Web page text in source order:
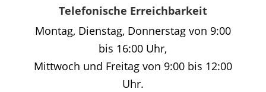
Telefonische Erreichbarkeit
Montag, Dienstag, Donnerstag von 9:00
bis 16:00 Uhr,
Mittwoch und Freitag von 9:00 bis 12:00
Uhr.